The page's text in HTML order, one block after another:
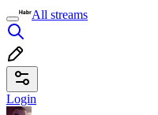
All streams
Login